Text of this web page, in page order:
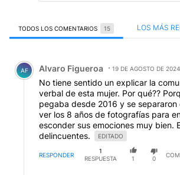
TODOS LOS COMENTARIOS 15 LOS MÁS
Comentario de Alvaro Figueroa.
AF Alvaro Figueroa 19 DE AGOSTO DE 2024
No tiene sentido un explicar la
verbal de esta mujer. Por qué??
pegaba desde 2016 y se separaron
ver los 8 años de fotografías para
esconder sus emociones muy bien.
delincuentes.
EDITADO
RESPONDER
1
RESPUESTA
1 0